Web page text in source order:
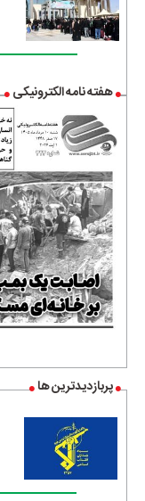
هفته نامه الکترونیکی
پربازدیدترین ها